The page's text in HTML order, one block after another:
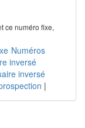
ce numéro fixe,
Numéros
inversé
inversé
|